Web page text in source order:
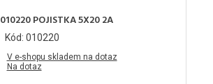
010220 POJISTKA 5X20 2A
Kód: 010220
V e-shopu skladem na dotaz
Na dotaz